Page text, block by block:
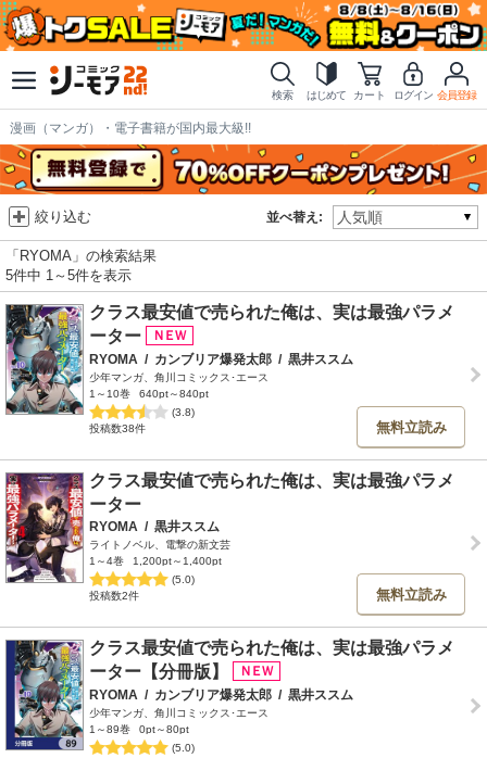
検索 はじめて カート ログイン 会員登録
漫画（マンガ）・電子書籍が国内最大級!!
並べ替え:
絞り込む
「RYOMA」の検索結果
5件中 1～5件を表示
クラス最安値で売られた俺は、実は最強パラメ
ーター
RYOMA / カンブリア爆発太郎 / 黒井ススム
少年マンガ、角川コミックス･エース
1～10巻
640pt～840pt
(3.8)
投稿数38件
無料立読み
クラス最安値で売られた俺は、実は最強パラメ
ーター
RYOMA / 黒井ススム
ライトノベル、電撃の新文芸
1～4巻
1,200pt～1,400pt
(5.0)
投稿数2件
無料立読み
クラス最安値で売られた俺は、実は最強パラメ
ーター【分冊版】
RYOMA / カンブリア爆発太郎 / 黒井ススム
少年マンガ、角川コミックス･エース
1～89巻
0pt～80pt
(5.0)